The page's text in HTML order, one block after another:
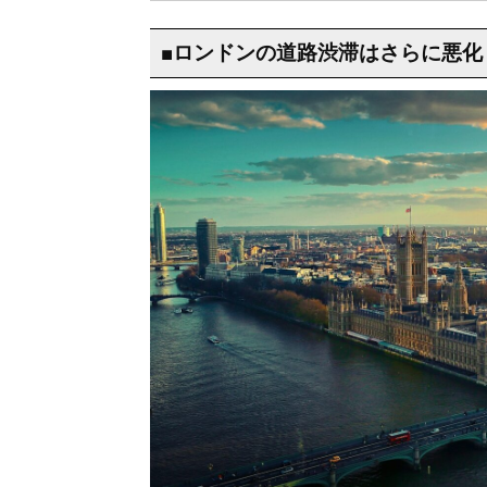
■ロンドンの道路渋滞はさらに悪化